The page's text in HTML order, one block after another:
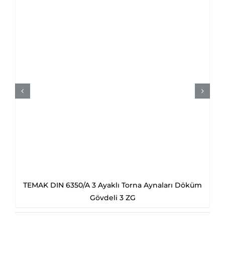
TEMAK DIN 6350/A 3 Ayaklı Torna Aynaları Döküm
Gövdeli 3 ZG